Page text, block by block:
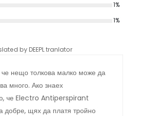
1%
1%
by DEEPL tranlator
нещо толкова малко може да
много. Ако знаех
че Electro Antiperspirant
добре, щях да платя тройно